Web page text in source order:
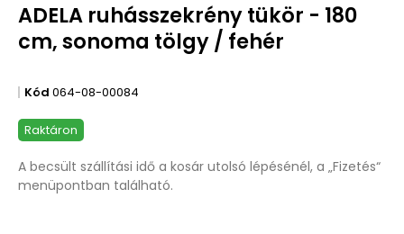
ADELA ruhásszekrény tükör - 180
cm, sonoma tölgy / fehér
Kód 064-08-00084
Raktáron
A becsült szállítási idő a kosár utolsó lépésénél, a „Fizetés“
menüpontban található.